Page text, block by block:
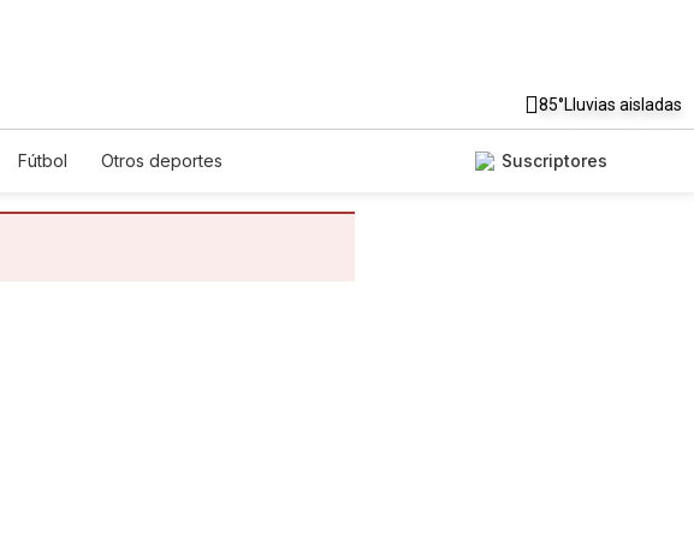
85°Lluvias aisladas
Fútbol Otros deportes Suscriptores